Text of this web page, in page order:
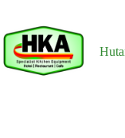
content